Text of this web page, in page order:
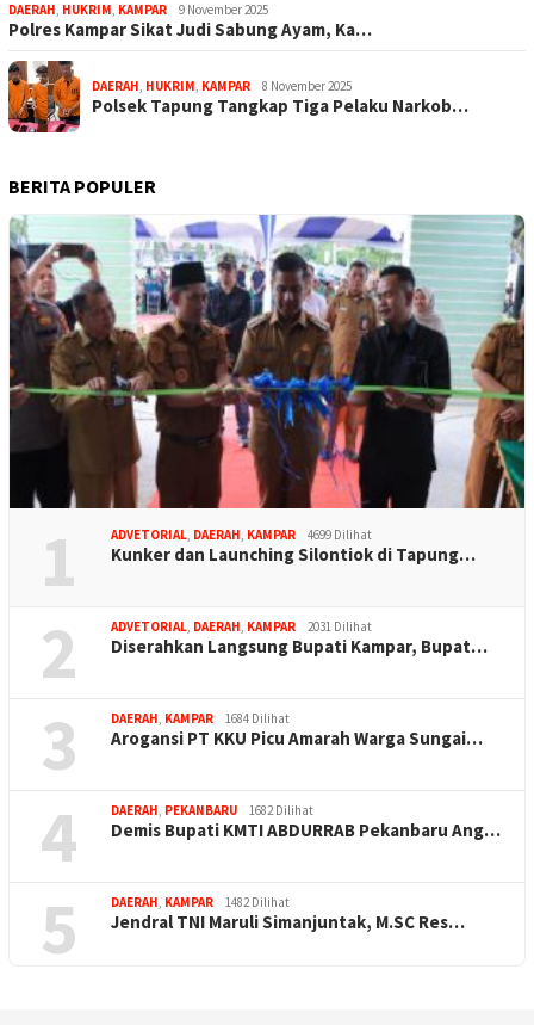
DAERAH, HUKRIM, KAMPAR 9 November 2025
Polres Kampar Sikat Judi Sabung Ayam, Ka…
DAERAH, HUKRIM, KAMPAR 8 November 2025
Polsek Tapung Tangkap Tiga Pelaku Narkob…
BERITA POPULER
1 ADVETORIAL, DAERAH, KAMPAR 4699 Dilihat
Kunker dan Launching Silontiok di Tapung…
2 ADVETORIAL, DAERAH, KAMPAR 2031 Dilihat
Diserahkan Langsung Bupati Kampar, Bupat…
3 DAERAH, KAMPAR 1684 Dilihat
Arogansi PT KKU Picu Amarah Warga Sungai…
4 DAERAH, PEKANBARU 1682 Dilihat
Demis Bupati KMTI ABDURRAB Pekanbaru Ang…
5 DAERAH, KAMPAR 1482 Dilihat
Jendral TNI Maruli Simanjuntak, M.SC Res…